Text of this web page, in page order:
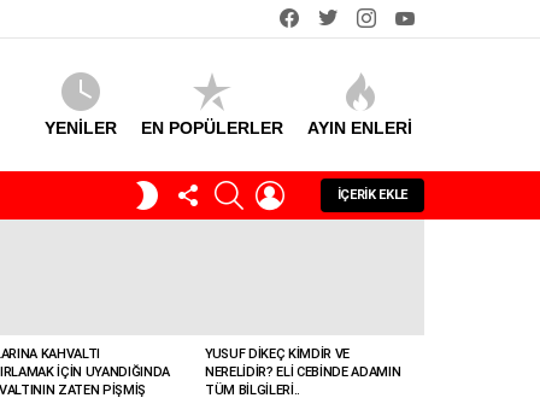
facebooktwitterinstagram
YENİLER EN POPÜLERLER AYIN ENLERI
GECE
MODU
TAKIP
ET
SEARCHGIRIŞ
İÇERIK EKLE
KAHVALTI
İÇIN UYANDIĞINDA
ZATEN PIŞMIŞ
YUSUF DIKEÇ KIMDIR VE
NERELIDIR? ELI CEBINDE ADAMIN
TÜM BILGILERI..